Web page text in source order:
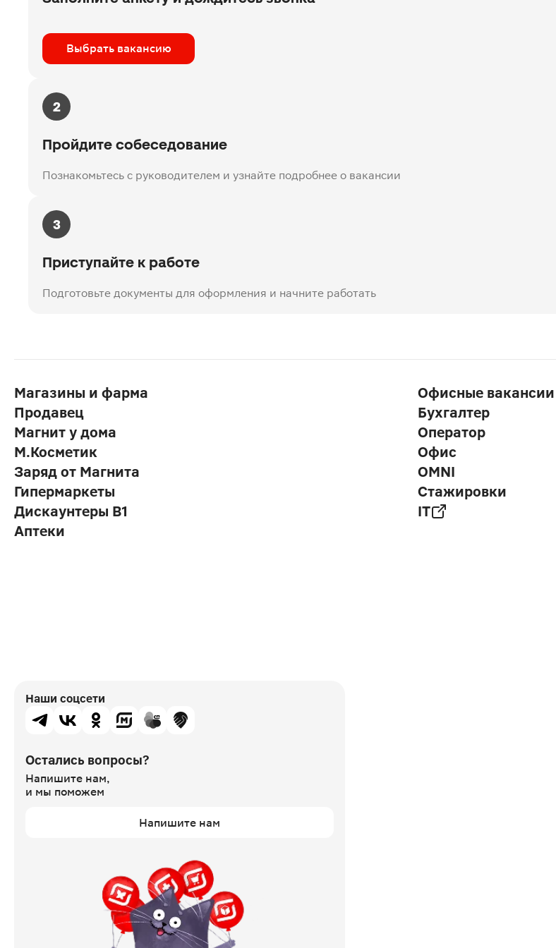
Выбрать вакансию
2
Пройдите собеседование
Познакомьтесь с руководителем и узнайте подробнее о вакансии
3
Приступайте к работе
Подготовьте документы для оформления и начните работать
Магазины и фарма
Продавец
Магнит у дома
М.Косметик
Заряд от Магнита
Гипермаркеты
Дискаунтеры В1
Аптеки
Офисные вакансии
Бухгалтер
Оператор
Офис
OMNI
Стажировки
IT
Наши соцсети
Остались вопросы?
Напишите нам,
и мы поможем
Напишите нам